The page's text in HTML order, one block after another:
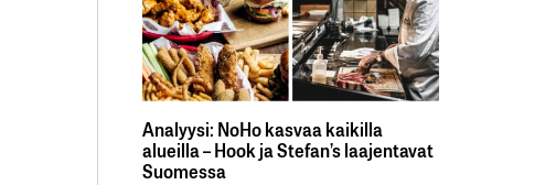
Analyysi: NoHo kasvaa kaikilla
alueilla – Hook ja Stefan’s laajentavat
Suomessa